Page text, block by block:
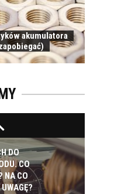
akumulatora
DO
CO
NA CO